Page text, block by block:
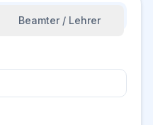
Beamter / Lehrer